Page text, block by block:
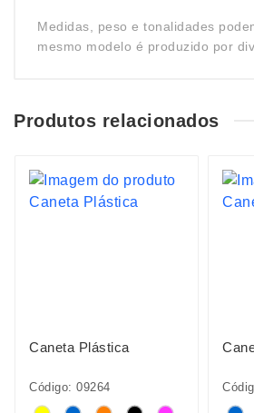
Medidas, peso e tonalidades
mesmo modelo é produzido por
Produtos relacionados
Caneta Plástica
Código: 09264